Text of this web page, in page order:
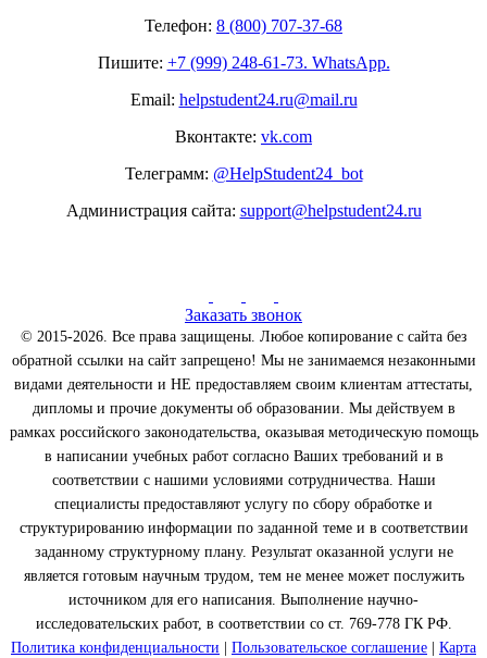
Телефон: 8 (800) 707-37-68
Пишите: +7 (999) 248-61-73. WhatsApp.
Email: helpstudent24.ru@mail.ru
Вконтакте: vk.com
Телеграмм: @HelpStudent24_bot
Администрация сайта: support@helpstudent24.ru
Заказать звонок
© 2015-2026. Все права защищены. Любое копирование с сайта без
обратной ссылки на сайт запрещено! Мы не занимаемся незаконными
видами деятельности и НЕ предоставляем своим клиентам аттестаты,
дипломы и прочие документы об образовании. Мы действуем в
рамках российского законодательства, оказывая методическую помощь
в написании учебных работ согласно Ваших требований и в
соответствии с нашими условиями сотрудничества. Наши
специалисты предоставляют услугу по сбору обработке и
структурированию информации по заданной теме и в соответствии
заданному структурному плану. Результат оказанной услуги не
является готовым научным трудом, тем не менее может послужить
источником для его написания. Выполнение научно-
исследовательских работ, в соответствии со ст. 769-778 ГК РФ.
Политика конфиденциальности
Пользовательское соглашение
Карта